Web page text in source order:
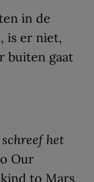
in de
is er niet,
buiten gaat
schreef het
Our
to Mars